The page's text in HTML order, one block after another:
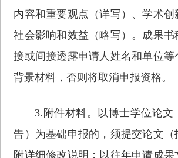
内容和重要观点（详写）、学术创
社会影响和效益（略写）。成果书
接或间接透露申请人姓名和单位等
背景材料，否则将取消申报资格。
3.附件材料。以博士学位论文
告）为基础申报的，须提交论文
附详细修改说明；以往年申请成